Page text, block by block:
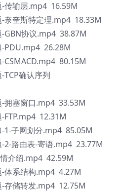
输层.mp4 16.59M
奎斯特定理.mp4 18.33M
协议.mp4 38.87M
26.28M
80.15M
确认序列
塞窗口.mp4 33.53M
12.31M
子网划分.mp4 85.05M
路由表-寄语.mp4 23.77M
介绍.mp4 42.59M
系结构.mp4 4.27M
储转发.mp4 12.75M